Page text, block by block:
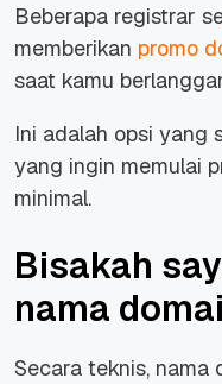
Beberapa registrar
memberikan promo
saat kamu
Ini adalah opsi yang
yang ingin memulai
minimal.
Bisakah
nama
Secara teknis, nama